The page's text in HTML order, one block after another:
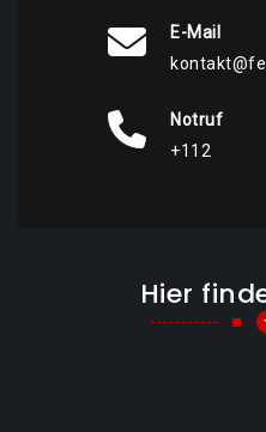
E-Mail
Notruf
+112
Hier